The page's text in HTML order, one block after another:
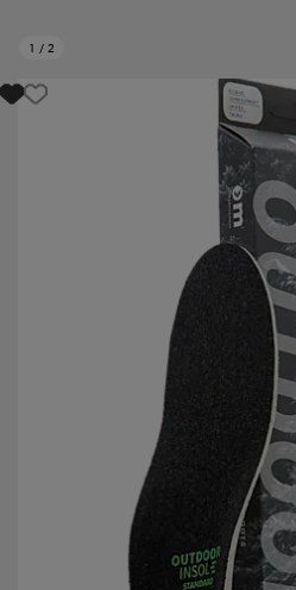
1 / 2